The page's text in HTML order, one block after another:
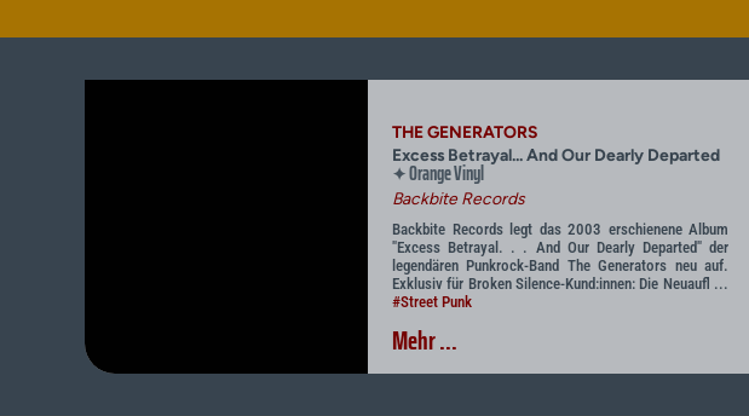
THE GENERATORS
Excess Betrayal... And Our Dearly Departed
✦Orange Vinyl
Backbite Records
Backbite Records legt das 2003 erschienene Album
"Excess Betrayal. . . And Our Dearly Departed" der
legendären Punkrock-Band The Generators neu auf.
Exklusiv für Broken Silence-Kund:innen: Die Neuaufl ...
#Street Punk
Mehr ...